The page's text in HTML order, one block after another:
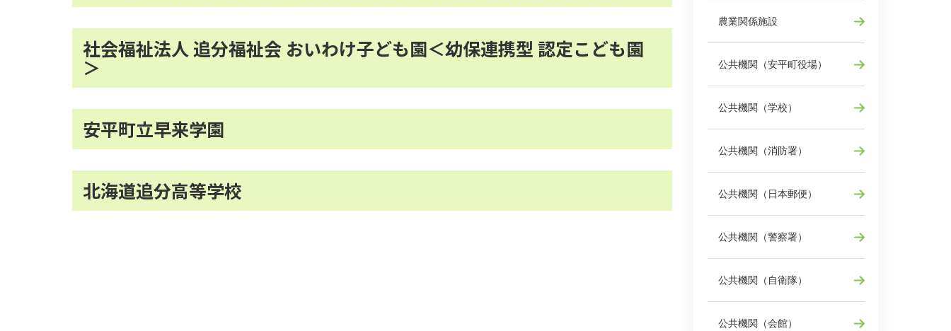
社会福祉法人 追分福祉会 おいわけ子ども園＜幼保連携型 認定こども園
＞
安平町立早来学園
北海道追分高等学校
農業関係施設
公共機関（安平町役場）
公共機関（学校）
公共機関（消防署）
公共機関（日本郵便）
公共機関（警察署）
公共機関（自衛隊）
公共機関（会館）